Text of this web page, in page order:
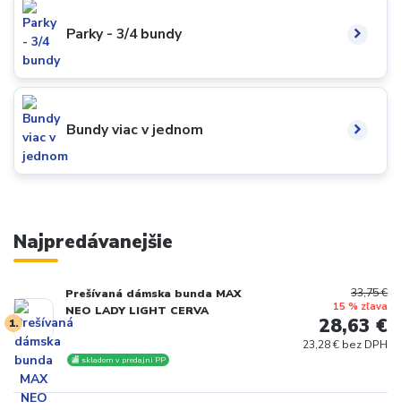
Parky - 3/4 bundy
Bundy viac v jednom
Najpredávanejšie
1.
Prešívaná dámska bunda MAX
NEO LADY LIGHT CERVA
🏬 skladom v predajni PP
33,75 €
15 % zľava
28,63 €
23,28 € bez DPH